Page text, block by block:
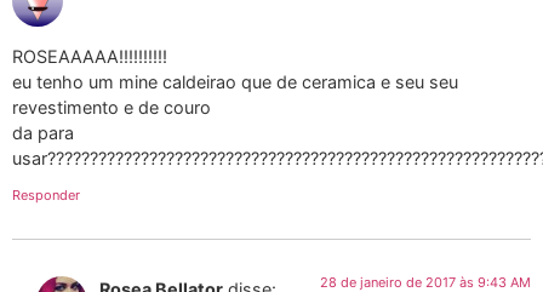
ROSEAAAAA!!!!!!!!!!
eu tenho um mine caldeirao que de ceramica e seu seu
revestimento e de couro
da para
Responder
28 de janeiro de 2017 às 9:43 AM